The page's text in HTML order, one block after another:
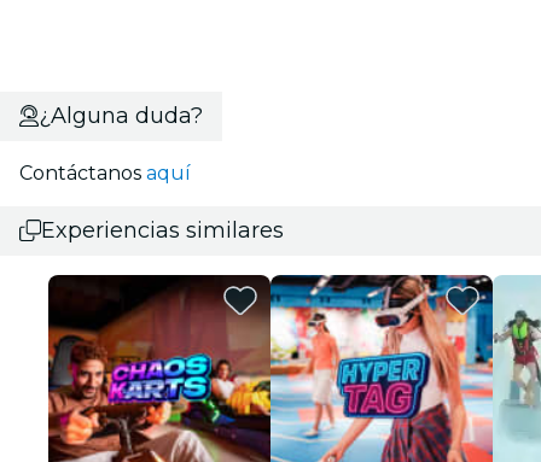
¿Alguna duda?
Contáctanos aquí
Experiencias similares